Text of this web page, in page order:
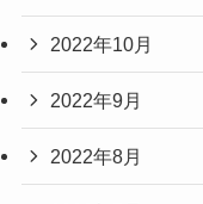
2022年10月
2022年9月
2022年8月